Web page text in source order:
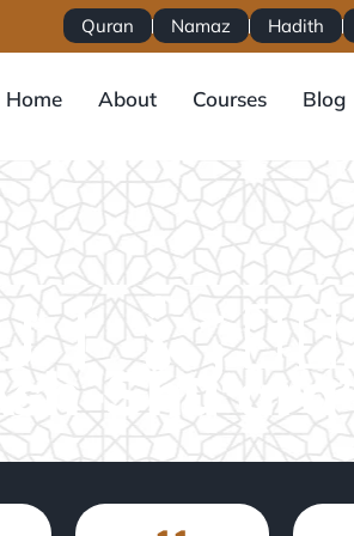
Quran Namaz Hadith
Home About Courses Blog
Shu‘ara’